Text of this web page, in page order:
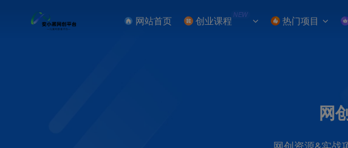
网站首页 创业课程 NEW 热门项目
网